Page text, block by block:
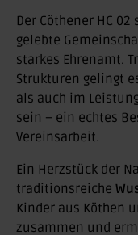
Der Cöthener HC
gelebte
starkes Ehrenamt.
Strukturen gelingt
als auch im
sein – ein echtes
Vereinsarbeit.
Ein Herzstück der
traditionsreiche
Kinder aus Köthen
zusammen und